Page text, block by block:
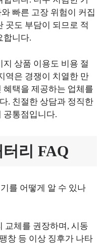
빠른 고장 위험이 커집
곳도 부담이 되므로 적
합니다.
상품 이용도 비용 절
역은 경쟁이 치열한 만
혜택을 제공하는 업체를
. 친절한 상담과 정직한
공통점입니다.
리 FAQ
를 어떻게 알 수 있나
교체를 권장하며, 시동
창 등 이상 징후가 나타